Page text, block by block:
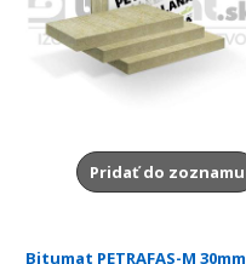
Pridať do zoznamu
Bitumat PETRAFAS-M 30mm